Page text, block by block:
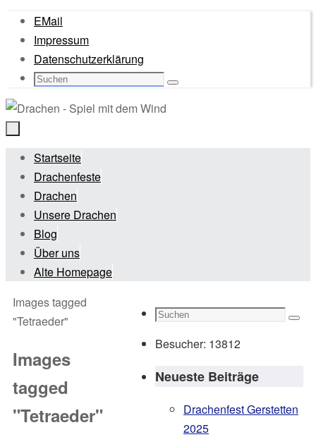
Zum
Inhalt
springen
EMail
Impressum
Datenschutzerklärung
Suche
Suchen
Zum
Inhalt
springen
Startseite
Drachenfeste
Drachen
Unsere Drachen
Blog
Über uns
Alte Homepage
Start
Images tagged
"Tetraeder"
Images
tagged
"Tetraeder"
Suche
Besucher: 13812
Neueste Beiträge
Drachenfest Gerstetten
2025